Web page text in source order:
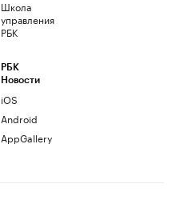
Школа
управления
РБК
РБК
Новости
iOS
Android
AppGallery